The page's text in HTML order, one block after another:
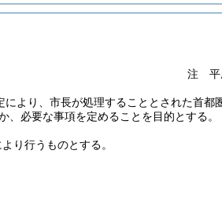
注 平
により、市長が処理することとされた首都
必要な事項を定めることを目的とする。
り行うものとする。